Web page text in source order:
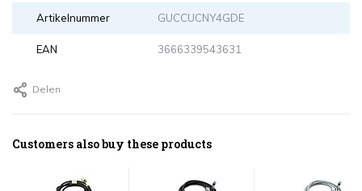
Artikelnummer GUCCUCNY4GDE
EAN 3666339543631
Delen
Customers also buy these products